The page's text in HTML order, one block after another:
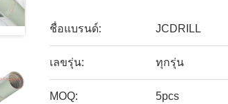
ชื่อแบรนด์: JCDRILL
เลขรุ่น: ทุกรุ่น
MOQ: 5pcs